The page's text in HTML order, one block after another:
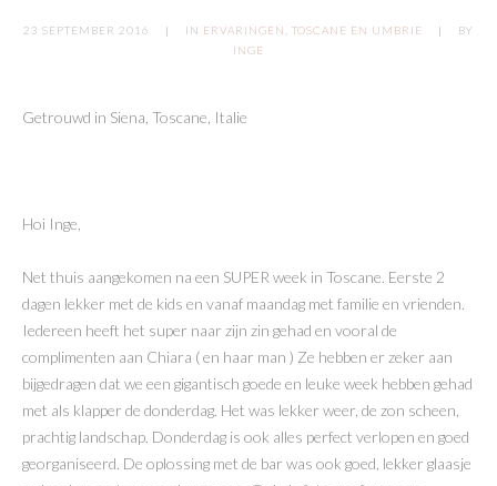
23 SEPTEMBER 2016 IN ERVARINGEN TOSCANE EN UMBRIE
BY
INGE
Getrouwd in Siena, Toscane, Italie
Hoi Inge,
Net thuis aangekomen na een SUPER week in Toscane. Eerste 2
dagen lekker met de kids en vanaf maandag met familie en vrienden.
Iedereen heeft het super naar zijn zin gehad en vooral de
complimenten aan Chiara ( en haar man ) Ze hebben er zeker aan
bijgedragen dat we een gigantisch goede en leuke week hebben gehad
met als klapper de donderdag. Het was lekker weer, de zon scheen,
prachtig landschap. Donderdag is ook alles perfect verlopen en goed
georganiseerd. De oplossing met de bar was ook goed, lekker glaasje